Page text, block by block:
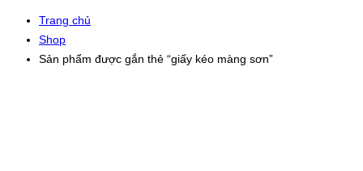
Trang chủ
Shop
Sản phẩm được gắn thẻ “giấy kéo màng sơn”